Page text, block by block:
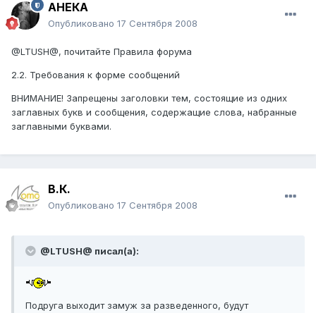
АНЕКА
Опубликовано 17 Сентября 2008
@LTUSH@, почитайте Правила форума
2.2. Требования к форме сообщений
ВНИМАНИЕ! Запрещены заголовки тем, состоящие из одних
заглавных букв и сообщения, содержащие слова, набранные
заглавными буквами.
В.К.
Опубликовано 17 Сентября 2008
@LTUSH@ писал(а):
Подруга выходит замуж за разведенного, будут